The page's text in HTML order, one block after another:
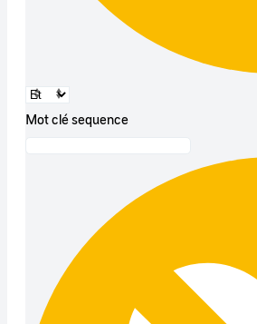
Mot clé sequence